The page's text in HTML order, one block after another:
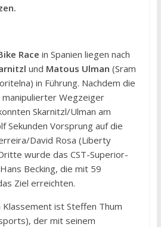
Race in Spanien liegen nach
und Matous Ulman (Sram
in Führung. Nachdem die
Wegzeiger
Skarnitzl/Ulman am
Sekunden Vorsprung auf die
David Rosa (Liberty
wurde das CST-Superior-
Becking, die mit 59
Ziel erreichten.
ist Steffen Thum
der mit seinem